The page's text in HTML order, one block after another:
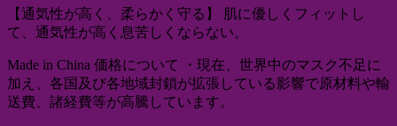
【通気性が高く、柔らかく守る】 肌に優しくフィットし
て、通気性が高く息苦しくならない。
Made in China 価格について ・現在、世界中のマスク不足に
加え、各国及び各地域封鎖が拡張している影響で原材料や輸
送費、諸経費等が高騰しています。